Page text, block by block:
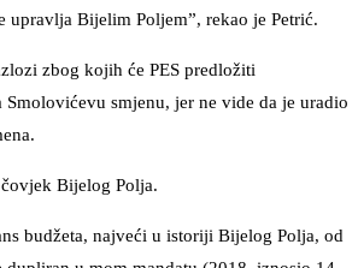
upravlja Bijelim Poljem”, rekao je Petrić.
zbog kojih će PES predložiti
smjenu, jer ne vide da je uradio
Bijelog Polja.
budžeta, najveći u istoriji Bijelog Polja, od